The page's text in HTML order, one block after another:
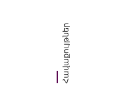
Հավաքույթներ